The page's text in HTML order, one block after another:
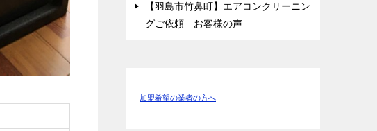
【羽島市竹鼻町】エアコンクリーニン
グご依頼 お客様の声
加盟希望の業者の方へ